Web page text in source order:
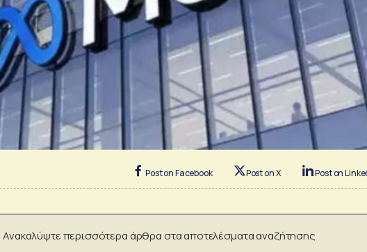
Post on Facebook Post on X Post on
Ανακαλύψτε περισσότερα άρθρα στα αποτελέσματα αναζήτησης